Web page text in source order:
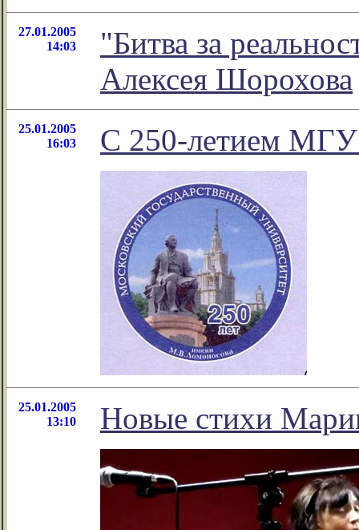
27.01.2005
14:03
"Битва за
Алексея Шорохова
25.01.2005
16:03
С 250-летием МГУ
25.01.2005
13:10
Новые стихи